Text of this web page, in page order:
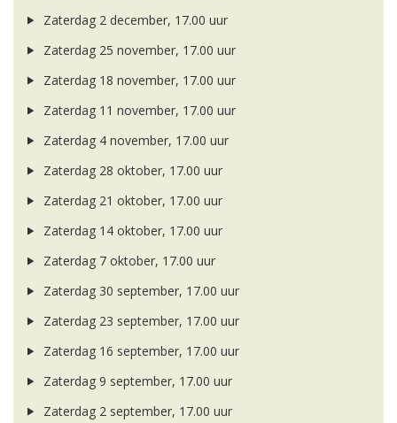
Zaterdag 2 december, 17.00 uur
Zaterdag 25 november, 17.00 uur
Zaterdag 18 november, 17.00 uur
Zaterdag 11 november, 17.00 uur
Zaterdag 4 november, 17.00 uur
Zaterdag 28 oktober, 17.00 uur
Zaterdag 21 oktober, 17.00 uur
Zaterdag 14 oktober, 17.00 uur
Zaterdag 7 oktober, 17.00 uur
Zaterdag 30 september, 17.00 uur
Zaterdag 23 september, 17.00 uur
Zaterdag 16 september, 17.00 uur
Zaterdag 9 september, 17.00 uur
Zaterdag 2 september, 17.00 uur